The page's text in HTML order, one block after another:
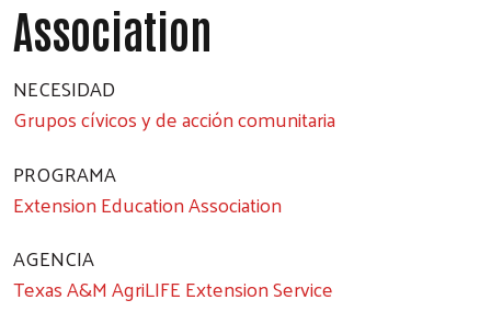
Association
NECESIDAD
Grupos cívicos y de acción comunitaria
PROGRAMA
Extension Education Association
AGENCIA
Texas A&M AgriLIFE Extension Service